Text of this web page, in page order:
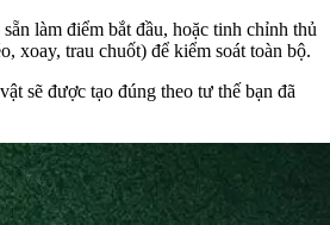
làm điểm bắt đầu, hoặc tinh chỉnh thủ
xoay, trau chuốt) để kiểm soát toàn bộ.
sẽ được tạo đúng theo tư thế bạn đã